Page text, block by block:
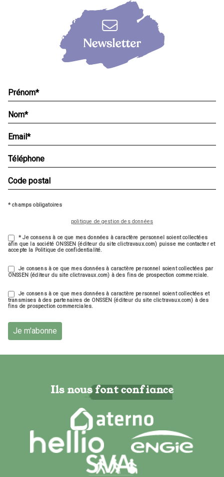
* champs obligatoires
politique de gestion des données
* Je consens à ce que mes données à caractère personnel soient collectées
afin que la société ONSSEN (éditeur du site clictravaux.com) puisse me contacter et
accepte la Politique de confidentialité.
Je consens à ce que mes données à caractère personnel soient collectées par
ONSSEN (éditeur du site clictravaux.com) à des fins de prospection commerciale.
Je consens à ce que mes données à caractère personnel soient collectées et
transmises à des partenaires de ONSSEN (éditeur du site clictravaux.com) à des
fins de prospection commerciales.
Je m'abonne
Ils nous font confiance